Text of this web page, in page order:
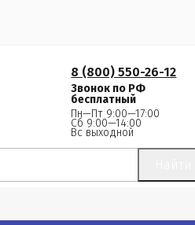
8 (800) 550-26-12
Звонок по РФ
бесплатный
Пн—Пт 9:00—17:00
Сб 9:00—14:00
Вс выходной